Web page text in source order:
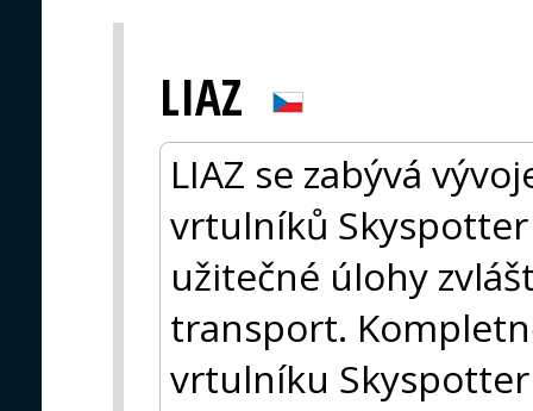
LIAZ
LIAZ se zabývá
vrtulníků
užitečné úlohy
transport.
vrtulníku